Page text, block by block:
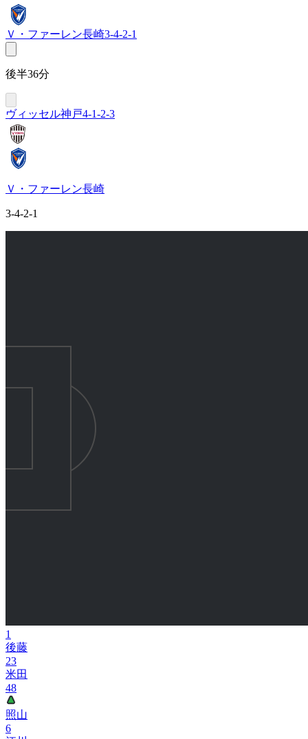
Ｖ・ファーレン長崎3-4-2-1
後半36分
ヴィッセル神戸4-1-2-3
Ｖ・ファーレン長崎
3-4-2-1
1
後藤
23
米田
48
照山
6